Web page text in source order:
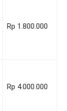
Rp 1.800.000
Rp 4.000.000